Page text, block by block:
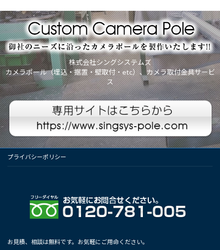
株式会社シングシステムズ
カメラポール（埋込・据置・壁取付・etc）、カメラ取付金具サービ
ス
プライバシーポリシー
お見積、相談は無料です。お気軽にご用命ください。